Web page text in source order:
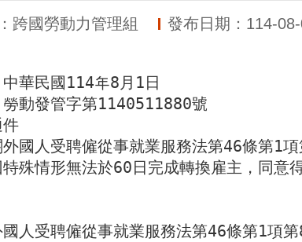
跨國勞動力管理組 發布日期：114-
華民國114年8月1日
動發管字第1140511880號
國人受聘僱從事就業服務法第46條第1
殊情形無法於60日完成轉換雇主，同意
人受聘僱從事就業服務法第46條第1項